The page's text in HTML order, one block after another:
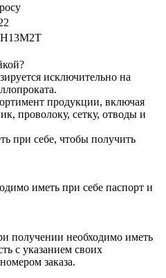
исключительно на
продукции, включая
проволоку, сетку, отводы и
при себе, чтобы получить
иметь при себе паспорт и
получении необходимо иметь
с указанием своих
заказа.